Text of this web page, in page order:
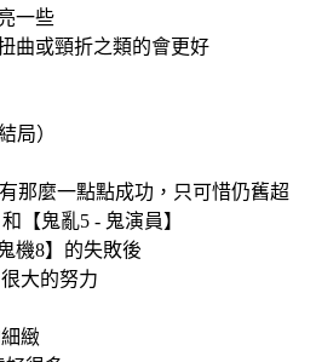
一些
曲或頸折之類的會更好
局）
那麼一點點成功，只可惜仍舊超
【鬼亂5 - 鬼演員】
機8】的失敗後
大的努力
緻